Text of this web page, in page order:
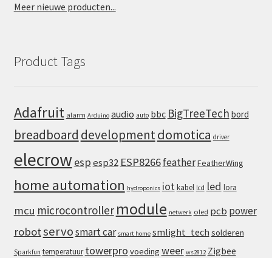
Meer nieuwe producten...
Product Tags
Adafruit alarm Arduino audio auto bbc BigTreeTech bord
breadboard developmentdomotica driver
elecrowespesp32 ESP8266featherFeatherWing
home automation hydroponics iot kabel lcd led lora
mcu microcontroller module netwerk oled pcb power
robotservosmart car smart home smlight_tech solderen
Sparkfun temperatuur towerpro voeding weer ws2812 Zigbee